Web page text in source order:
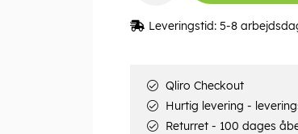
Leveringstid: 5-8
Qliro Checkout
Hurtig levering -
Returret - 100 dages